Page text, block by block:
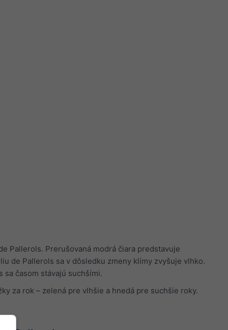
Pallerols. Prerušovaná modrá čiara predstavuje
de Pallerols sa v dôsledku zmeny klímy zvyšuje vlhko.
sa časom stávajú suchšími.
za rok – zelená pre vlhšie a hnedá pre suchšie roky.